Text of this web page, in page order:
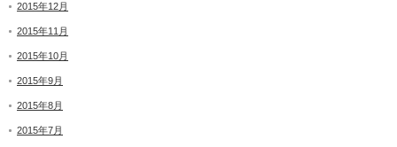
2015年12月
2015年11月
2015年10月
2015年9月
2015年8月
2015年7月